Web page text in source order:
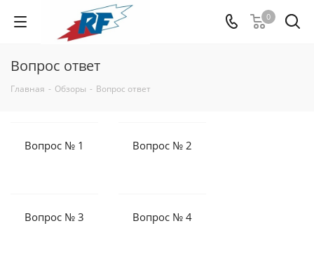
0
Вопрос ответ
Главная - Обзоры - Вопрос ответ
Вопрос № 1 Вопрос № 2
Вопрос № 3 Вопрос № 4